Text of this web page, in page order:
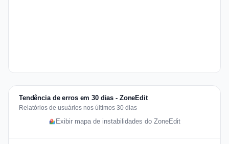
Tendência de erros em 30 dias - ZoneEdit
Relatórios de usuários nos últimos 30 dias
Exibir mapa de instabilidades do ZoneEdit